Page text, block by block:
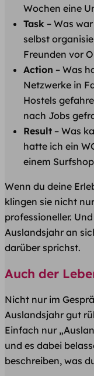
Wochen eine
Task – Was
selbst
Freunden vor
Action – Was
Netzwerke in
Hostels
nach Jobs
Result – Was
hatte ich ein
einem
Wenn du deine
klingen sie nicht
professioneller.
Auslandsjahr an
darüber sprichst.
Auch der
Nicht nur im
Auslandsjahr gut
Einfach nur
und es dabei
beschreiben, was